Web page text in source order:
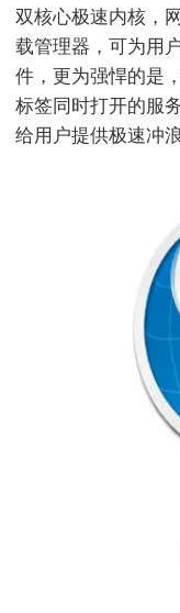
双核心极速内核，
载管理器，可为用
件，更为强悍的是
标签同时打开的服
给用户提供极速冲